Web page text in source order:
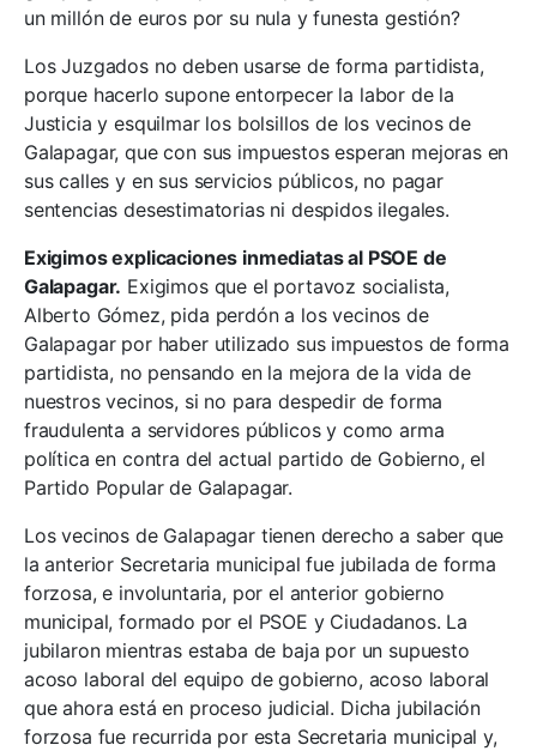
un millón de euros por su nula y funesta gestión?
Los Juzgados no deben usarse de forma partidista,
porque hacerlo supone entorpecer la labor de la
Justicia y esquilmar los bolsillos de los vecinos de
Galapagar, que con sus impuestos esperan mejoras en
sus calles y en sus servicios públicos, no pagar
sentencias desestimatorias ni despidos ilegales.
Exigimos explicaciones inmediatas al PSOE de
Galapagar. Exigimos que el portavoz socialista,
Alberto Gómez, pida perdón a los vecinos de
Galapagar por haber utilizado sus impuestos de forma
partidista, no pensando en la mejora de la vida de
nuestros vecinos, si no para despedir de forma
fraudulenta a servidores públicos y como arma
política en contra del actual partido de Gobierno, el
Partido Popular de Galapagar.
Los vecinos de Galapagar tienen derecho a saber que
la anterior Secretaria municipal fue jubilada de forma
forzosa, e involuntaria, por el anterior gobierno
municipal, formado por el PSOE y Ciudadanos. La
jubilaron mientras estaba de baja por un supuesto
acoso laboral del equipo de gobierno, acoso laboral
que ahora está en proceso judicial. Dicha jubilación
forzosa fue recurrida por esta Secretaria municipal y,